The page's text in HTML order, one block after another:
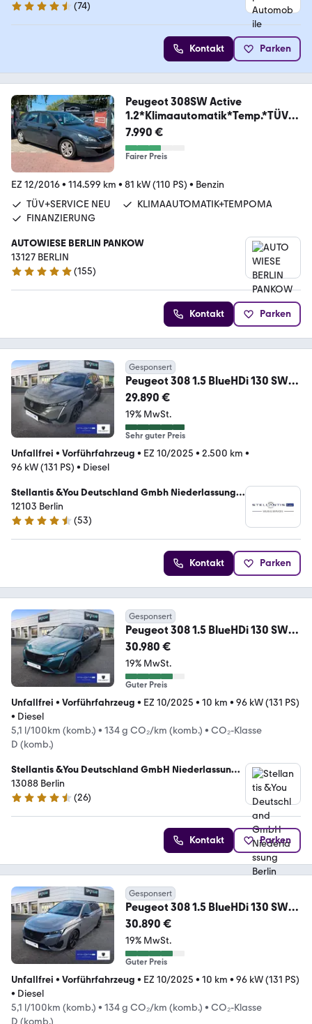
4.7 Sterne
(74)
Kontakt Parken
Peugeot 308SW Active
1.2*Klimaautomatik*Temp.*TÜV+Z
R NEU
7.990 €
Fairer Preis
EZ 12/2016• 114.599 km • 81 kW (110 PS) • Benzin
TÜV+SERVICE NEU
KLIMAAUTOMATIK+TEMPOMA
FINANZIERUNG
AUTOWIESE BERLIN PANKOW
13127 BERLIN
4.9 Sterne
(155)
Kontakt Parken
Gesponsert
Peugeot 308 1.5 BlueHDi 130 SW
GT (EUR 308 1.5 BlueHDi 1
29.890 €
19% MwSt.
Sehr guter Preis
Unfallfrei • Vorführfahrzeug • EZ 10/2025 • 2.500 km •
96 kW (131 PS) • Diesel
Stellantis &You Deutschland Gmbh Niederlassung
Berlin Tempelhof
12103 Berlin
4.3 Sterne
(53)
Kontakt Parken
Gesponsert
Peugeot 308 1.5 BlueHDi 130 SW
GT (EUR 308 1.5 BlueHDi 1
30.980 €
19% MwSt.
Guter Preis
Unfallfrei • Vorführfahrzeug • EZ 10/2025 • 10 km • 96 kW (131 PS)
• Diesel
5,1 l/100km (komb.) • 134 g CO₂/km (komb.) • CO₂-Klasse
D (komb.)
Stellantis &You Deutschland GmbH Niederlassung
Berlin Weissensee
13088 Berlin
4.7 Sterne
(26)
Kontakt Parken
Gesponsert
Peugeot 308 1.5 BlueHDi 130 SW
GT (EUR 308 1.5 BlueHDi 1
30.890 €
19% MwSt.
Guter Preis
Unfallfrei • Vorführfahrzeug • EZ 10/2025 • 10 km • 96 kW (131 PS)
• Diesel
5,1 l/100km (komb.) • 134 g CO₂/km (komb.) • CO₂-Klasse
D (komb.)